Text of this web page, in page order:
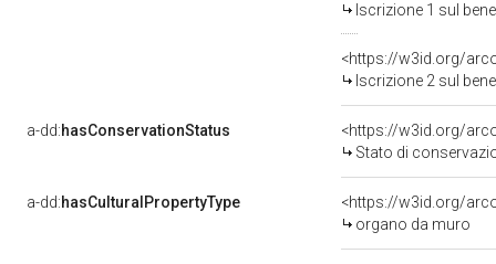
Iscrizione 1 sul
<https://w3id.org/
Iscrizione 2 sul
a-dd:hasConservationStatus
<https://w3id.org/
Stato di
a-dd:hasCulturalPropertyType
<https://w3id.org/
organo da muro